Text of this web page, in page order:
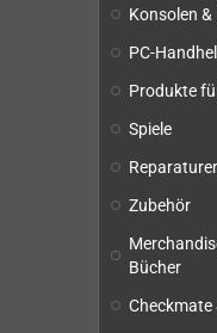
Konsolen
PC-
Produkte
Spiele
Zubehör
Bücher